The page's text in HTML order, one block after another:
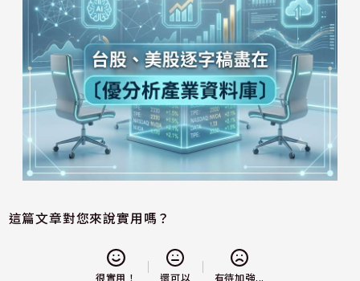
這篇文章對您來說實用嗎？
很實用！ 還可以 有待加強...